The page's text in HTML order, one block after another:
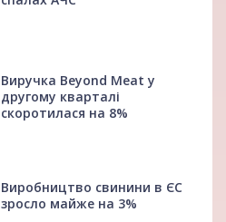
Виручка Beyond Meat у
другому кварталі
скоротилася на 8%
Виробництво свинини в ЄС
зросло майже на 3%